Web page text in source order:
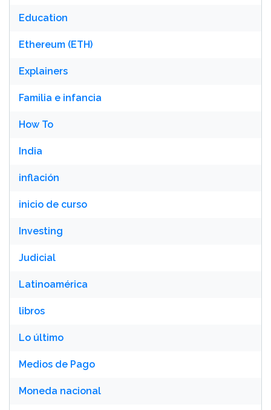
Education
Ethereum (ETH)
Explainers
Familia e infancia
How To
India
inflación
inicio de curso
Investing
Judicial
Latinoamérica
libros
Lo último
Medios de Pago
Moneda nacional